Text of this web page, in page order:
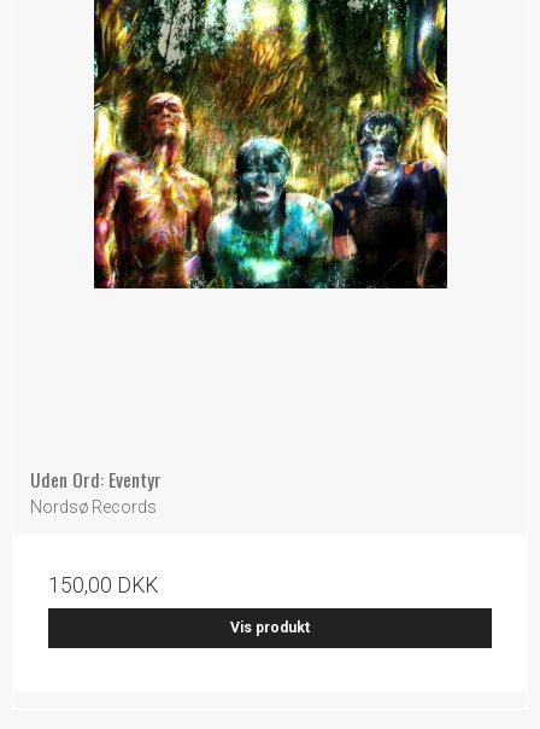
Uden Ord: Eventyr
Nordsø Records
150,00 DKK
Vis produkt